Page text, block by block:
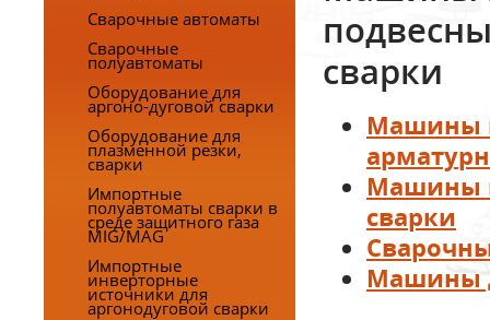
сварки
Машины
Машины
сварки
Машины
Сварочные автоматы
Сварочные
полуавтоматы
Оборудование для
аргоно-дуговой сварки
Оборудование для
плазменной резки,
сварки
Импортные
полуавтоматы сварки в
среде защитного газа
MIG/MAG
Импортные
инверторные
источники для
аргонодуговой сварки